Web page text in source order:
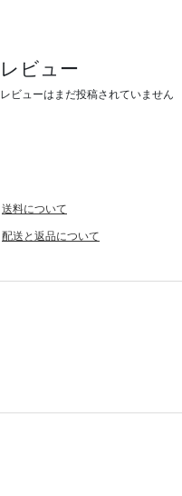
レビュー
レビューはまだ投稿されていません
送料について
配送と返品について